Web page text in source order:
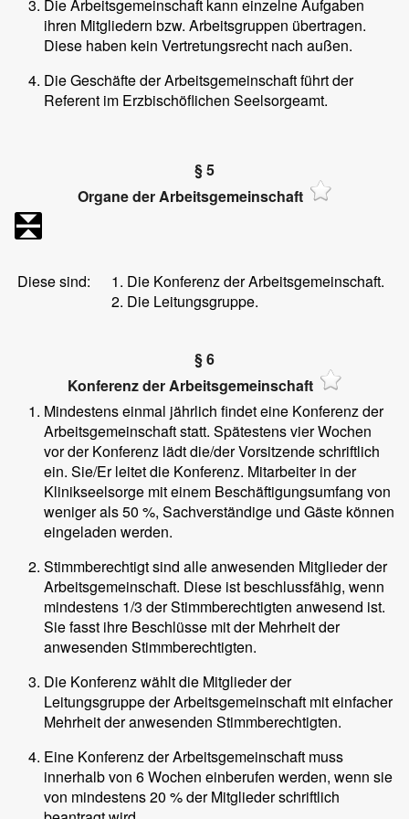
Die Arbeitsgemeinschaft kann einzelne Aufgaben
ihren Mitgliedern bzw. Arbeitsgruppen übertragen.
Diese haben kein Vertretungsrecht nach außen.
Die Geschäfte der Arbeitsgemeinschaft führt der
Referent im Erzbischöflichen Seelsorgeamt.
§ 5
Organe der Arbeitsgemeinschaft
Diese sind:
Die Konferenz der Arbeitsgemeinschaft.
Die Leitungsgruppe.
§ 6
Konferenz der Arbeitsgemeinschaft
Mindestens einmal jährlich findet eine Konferenz der
Arbeitsgemeinschaft statt. Spätestens vier Wochen
vor der Konferenz lädt die/der Vorsitzende schriftlich
ein. Sie/Er leitet die Konferenz. Mitarbeiter in der
Klinikseelsorge mit einem Beschäftigungsumfang von
weniger als 50 %, Sachverständige und Gäste können
eingeladen werden.
Stimmberechtigt sind alle anwesenden Mitglieder der
Arbeitsgemeinschaft. Diese ist beschlussfähig, wenn
mindestens 1/3 der Stimmberechtigten anwesend ist.
Sie fasst ihre Beschlüsse mit der Mehrheit der
anwesenden Stimmberechtigten.
Die Konferenz wählt die Mitglieder der
Leitungsgruppe der Arbeitsgemeinschaft mit einfacher
Mehrheit der anwesenden Stimmberechtigten.
Eine Konferenz der Arbeitsgemeinschaft muss
innerhalb von 6 Wochen einberufen werden, wenn sie
von mindestens 20 % der Mitglieder schriftlich